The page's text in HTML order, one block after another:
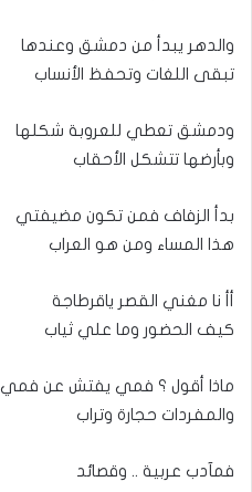
والدهر يبدأ من دمشق وعندها
تبقى اللغات وتحفظ الأنساب
ودمشق تعطي للعروبة شكلها
وبأرضها تتشكل الأحقاب
بدأ الزفاف فمن تكون مضيفتي
هذا المساء ومن هو العراب
أأ نا مغني القصر ياقرطاجة
كيف الحضور وما علي ثياب
ماذا أقول ؟ فمي يفتش عن فمي
والمفردات حجارة وتراب
فمآدب عربية .. وقصائد